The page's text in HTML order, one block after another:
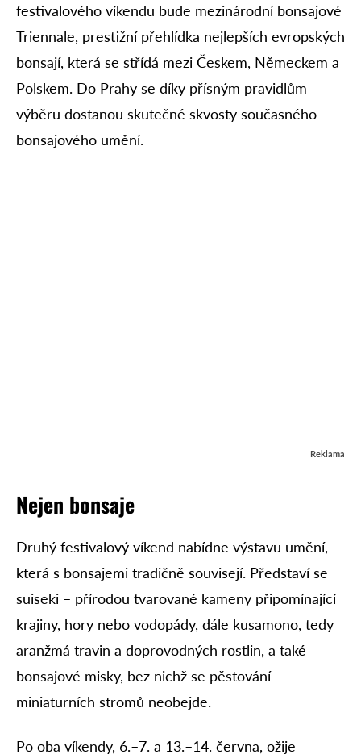
festivalového víkendu bude mezinárodní bonsajové
Triennale, prestižní přehlídka nejlepších evropských
bonsají, která se střídá mezi Českem, Německem a
Polskem. Do Prahy se díky přísným pravidlům
výběru dostanou skutečné skvosty současného
bonsajového umění.
Reklama
Nejen bonsaje
Druhý festivalový víkend nabídne výstavu umění,
která s bonsajemi tradičně souvisejí. Představí se
suiseki – přírodou tvarované kameny připomínající
krajiny, hory nebo vodopády, dále kusamono, tedy
aranžmá travin a doprovodných rostlin, a také
bonsajové misky, bez nichž se pěstování
miniaturních stromů neobejde.
Po oba víkendy, 6.–7. a 13.–14. června, ožije